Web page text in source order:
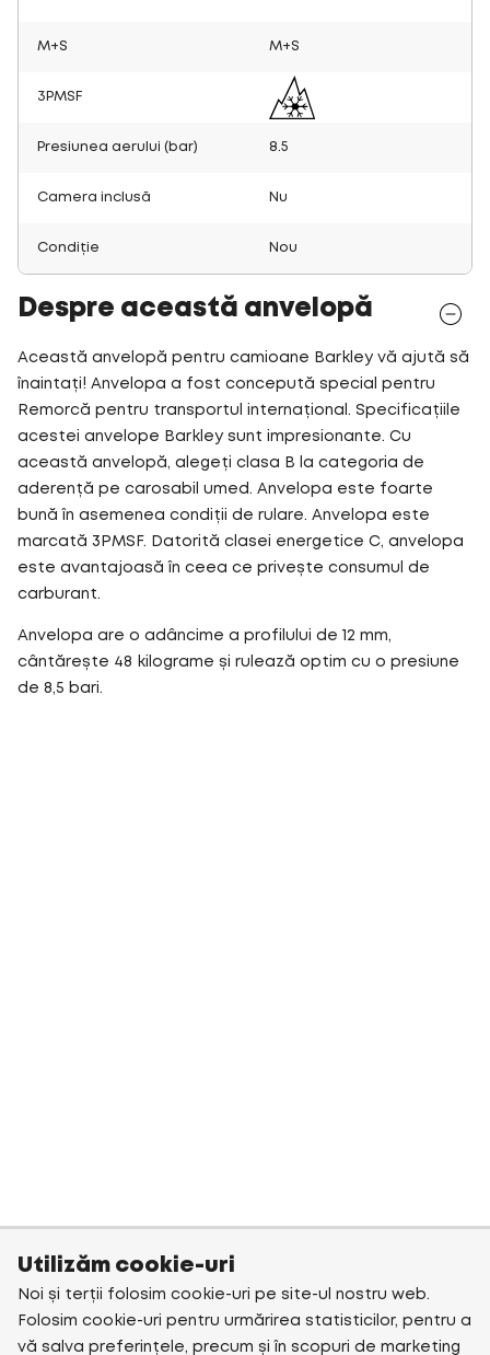
M+S M+S
3PMSF
Presiunea aerului (bar) 8.5
Camera inclusă Nu
Condiție Nou
Despre această anvelopă
Această anvelopă pentru camioane Barkley vă ajută să
înaintați! Anvelopa a fost concepută special pentru
Remorcă pentru transportul internațional. Specificațiile
acestei anvelope Barkley sunt impresionante. Cu
această anvelopă, alegeți clasa B la categoria de
aderență pe carosabil umed. Anvelopa este foarte
bună în asemenea condiții de rulare. Anvelopa este
marcată 3PMSF. Datorită clasei energetice C, anvelopa
este avantajoasă în ceea ce privește consumul de
carburant.
Anvelopa are o adâncime a profilului de 12 mm,
cântărește 48 kilograme și rulează optim cu o presiune
de 8,5 bari.
Utilizăm cookie-uri
Noi și terții folosim cookie-uri pe site-ul nostru web.
Folosim cookie-uri pentru urmărirea statisticilor, pentru a
vă salva preferințele, precum și în scopuri de marketing